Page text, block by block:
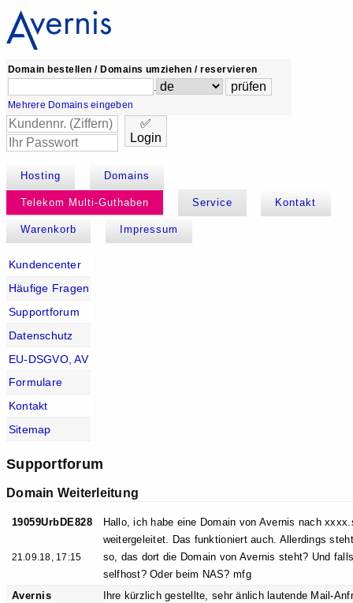
Domain bestellen / Domains umziehen / reservieren
.
Mehrere Domains eingeben
✅
Login
Hosting Domains
Telekom Multi-Guthaben Service Kontakt
Warenkorb Impressum
Kundencenter
Häufige Fragen
Supportforum
Datenschutz
EU-DSGVO, AV
Formulare
Kontakt
Sitemap
Supportforum
Domain Weiterleitung
19059UrbDE828
21.09.18, 17:15
Hallo, ich habe eine Domain von Avernis nach
weitergeleitet. Das funktioniert auch. Allerdings
so, das dort die Domain von Avernis steht? Und
selfhost? Oder beim NAS? mfg
Avernis
Ihre kürzlich gestellte, sehr änlich lautende Mail-